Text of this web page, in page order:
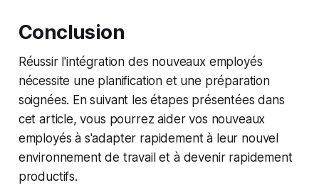
Conclusion
Réussir l'intégration des nouveaux employés
nécessite une planification et une préparation
soignées. En suivant les étapes présentées dans
cet article, vous pourrez aider vos nouveaux
employés à s'adapter rapidement à leur nouvel
environnement de travail et à devenir rapidement
productifs.